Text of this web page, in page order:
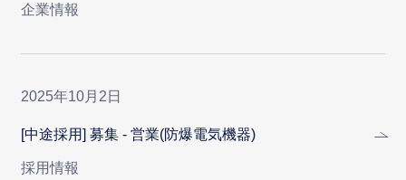
企業情報
2025年10月2日
[中途採用] 募集 - 営業(防爆電気機器)
採用情報